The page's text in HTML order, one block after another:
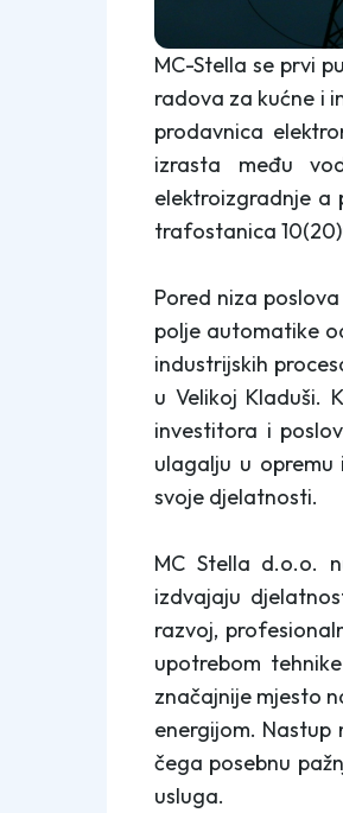
MC-Stella se prvi
radova za kućne i
prodavnica
izrasta među
elektroizgradnje a
trafostanica
Pored niza
polje automatike
industrijskih
u Velikoj Kladuši.
investitora i
ulagalju u
svoje djelatnosti.
MC Stella d.o.o.
izdvajaju
razvoj,
upotrebom
značajnije mjesto
energijom.
čega posebnu
usluga.